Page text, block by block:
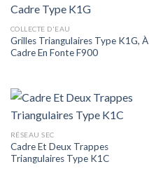
COLLECTE D'EAU
Grilles Triangulaires Type K1G, À
Cadre En Fonte F900
RÉSEAU SEC
Cadre Et Deux Trappes
Triangulaires Type K1C